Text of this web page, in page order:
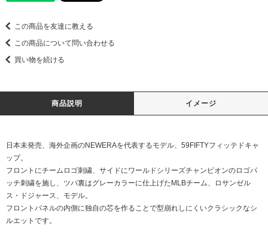
この商品を友達に教える
この商品について問い合わせる
買い物を続ける
商品説明 イメージ
日本未発売、海外企画のNEWERAを代表するモデル、59FIFTYフィッテドキャ
ップ。
フロントにチームロゴ刺繍、サイドにワールドシリーズチャンピオンのロゴパ
ッチ刺繍を施し、ツバ裏はグレーカラーに仕上げたMLBチーム、ロサンゼル
ス・ドジャース、モデル。
フロントパネルの内側に独自の芯を作ることで型崩れしにくいクラシックなシ
ルエットです。